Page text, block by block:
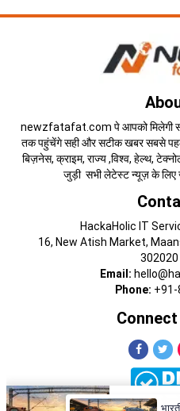
newzfatafat.com पे आपको मिलेगी
तक पहुंचेंगे सही और सटीक खबर सबसे
बिज़नेस, क्राइम, राज्य ,विश्व, हेल्थ,
जुड़ी सभी लेटेस्ट न्यूज़ के
HackaHolic IT
16, New Atish Market,
302020
Email:
Phone: +91-